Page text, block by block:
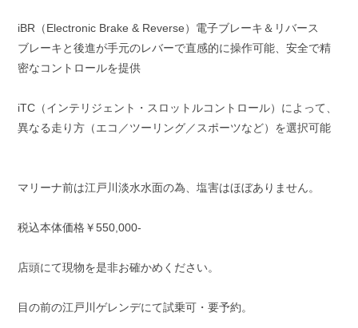
iBR（Electronic Brake & Reverse）電子ブレーキ＆リバース
ブレーキと後進が手元のレバーで直感的に操作可能、安全で精
密なコントロールを提供
iTC（インテリジェント・スロットルコントロール）によって、
異なる走り方（エコ／ツーリング／スポーツなど）を選択可能
マリーナ前は江戸川淡水水面の為、塩害はほぼありません。
税込本体価格￥550,000-
店頭にて現物を是非お確かめください。
目の前の江戸川ゲレンデにて試乗可・要予約。